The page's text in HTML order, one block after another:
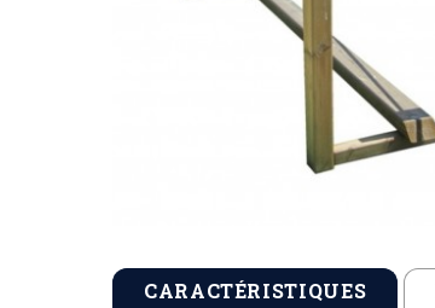
Tables de pique-nique en béton
Tables de pique-nique en stratifié compact
Tables de pique-nique en plastique recyclé
CARACTÉRISTIQUES